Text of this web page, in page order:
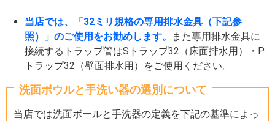
当店では、「32ミリ規格の専用排水金具（下記参
照）」のご使用をお勧めします。
また専用排水金具に
接続するトラップ管はSトラップ32（床面排水用）・P
トラップ32（壁面排水用）をご使用ください。
洗面ボウルと手洗い器の選別について
当店では洗面ボールと手洗器の定義を下記の基準によっ